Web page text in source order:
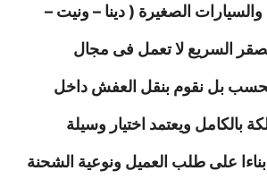
الصغيرة ( دينا – ونيت –
السريع لا تعمل فى مجال
بل نقوم بنقل العفش داخل
بالكامل ويعتمد اختيار وسيلة
على طلب العميل ونوعية الشحنة